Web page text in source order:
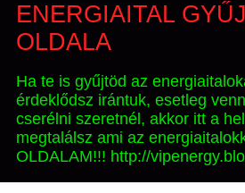
ENERGIAITAL
OLDALA
Ha te is gyűjtöd az
érdeklődsz irántuk, esetleg
cserélni szeretnél, akkor itt a
megtalálsz ami az
OLDALAM!!! http://